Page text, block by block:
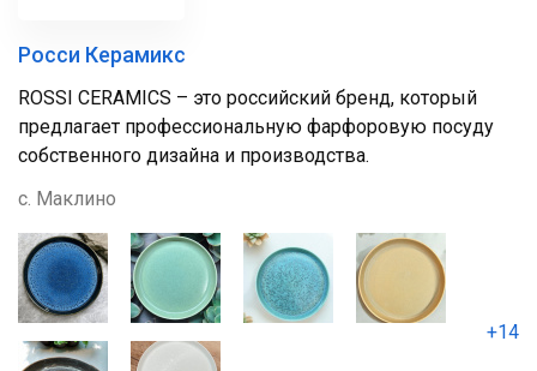
Росси Керамикс
ROSSI CERAMICS – это российский бренд, который
предлагает профессиональную фарфоровую посуду
собственного дизайна и производства.
с. Маклино
+14